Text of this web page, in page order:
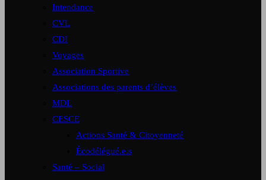
Intendance
CVL
CDI
Voyages
Association Sportive
Associations des parents d’élèves
MDL
CESCE
Actions Santé & Citoyenneté
Écodélégué.e.s
Santé – Social